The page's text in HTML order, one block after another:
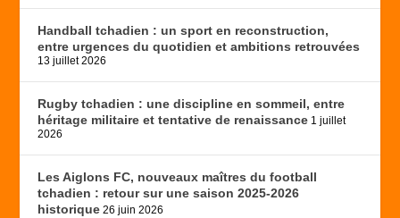
Handball tchadien : un sport en reconstruction,
entre urgences du quotidien et ambitions retrouvées
13 juillet 2026
Rugby tchadien : une discipline en sommeil, entre
héritage militaire et tentative de renaissance 1 juillet
2026
Les Aiglons FC, nouveaux maîtres du football
tchadien : retour sur une saison 2025-2026
historique 26 juin 2026